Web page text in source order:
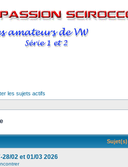
les sujets actifs
Sujet(s)
02 et 01/03 2026